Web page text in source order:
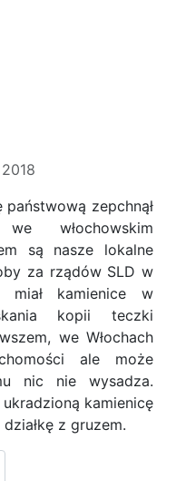
zepchnął
włochowskim
są nasze lokalne
za rządów SLD w
miał kamienice w
kopii teczki
we Włochach
ale może
nic nie wysadza.
kamienicę
z gruzem.